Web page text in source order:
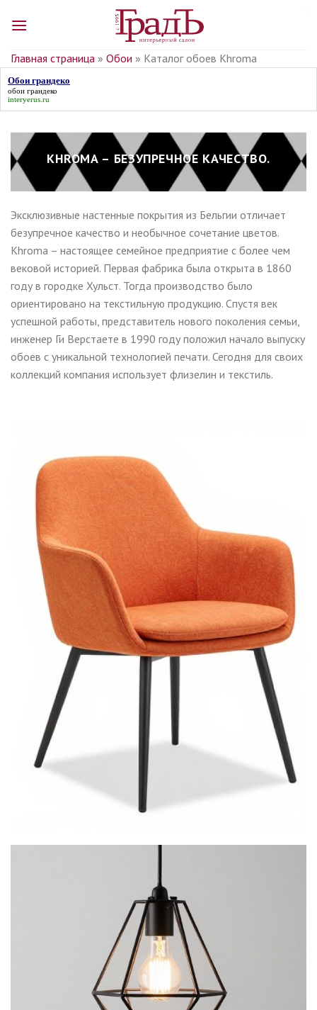
Главная страница » Обои » Каталог обоев Khroma
Обои грандеко
обои грандеко
interyerus.ru
KHROMA – БЕЗУПРЕЧНОЕ КАЧЕСТВО.
Эксклюзивные настенные покрытия из Бельгии отличает
безупречное качество и необычное сочетание цветов.
Khroma – настоящее семейное предприятие с более чем
вековой историей. Первая фабрика была открыта в 1860
году в городке Хульст. Тогда производство было
ориентировано на текстильную продукцию. Спустя век
успешной работы, представитель нового поколения семьи,
инженер Ги Верстаете в 1990 году положил начало выпуску
обоев с уникальной технологией печати. Сегодня для своих
коллекций компания использует флизелин и текстиль.